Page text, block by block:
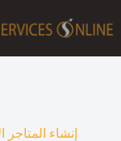
إلى
المحتوى
إنشاء